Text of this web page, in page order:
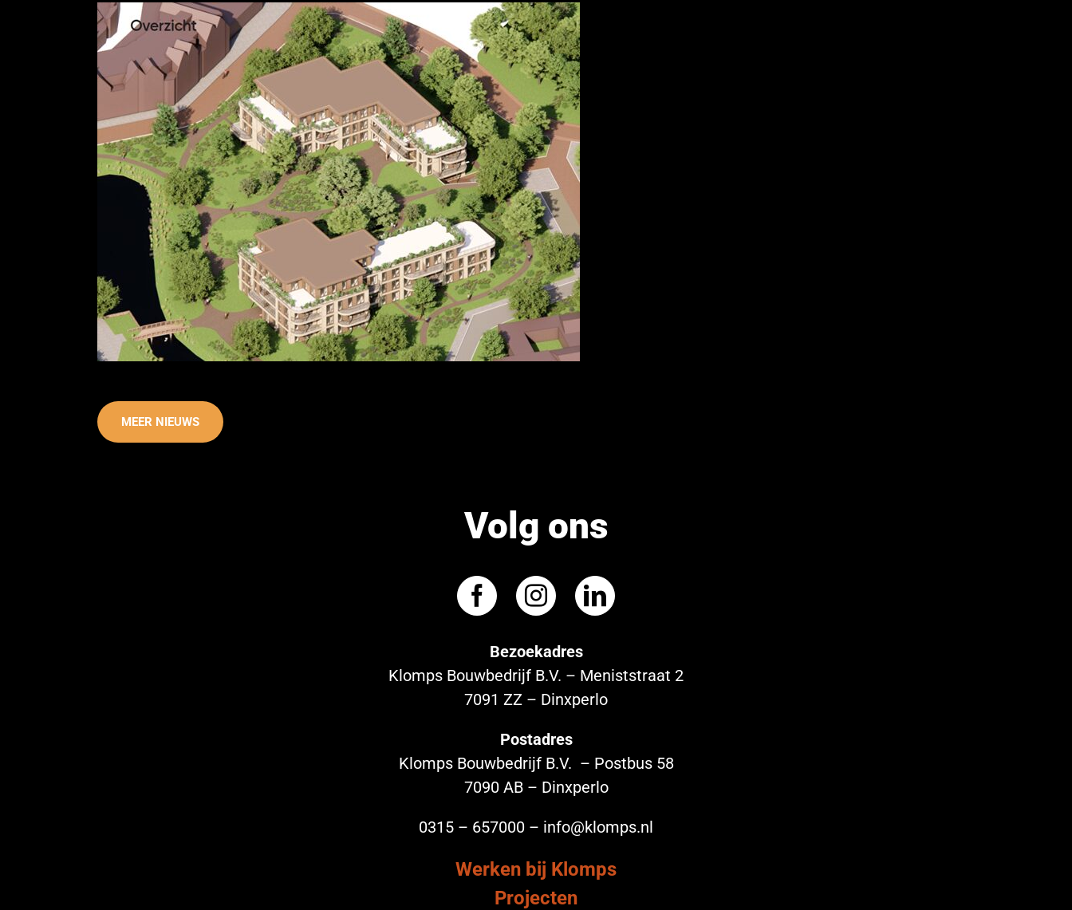
MEER NIEUWS
Volg ons
Bezoekadres
Klomps Bouwbedrijf B.V. – Meniststraat 2
7091 ZZ – Dinxperlo
Postadres
Klomps Bouwbedrijf B.V. – Postbus 58
7090 AB – Dinxperlo
0315 – 657000 – info@klomps.nl
Werken bij Klomps
Projecten